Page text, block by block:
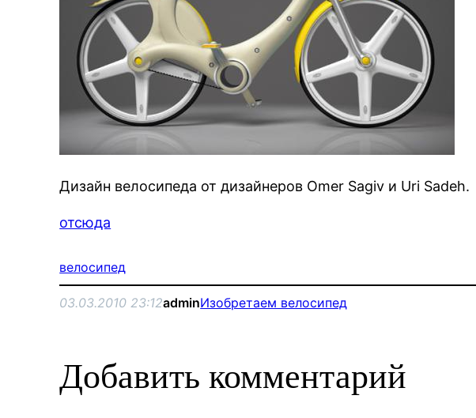
Дизайн велосипеда от дизайнеров Omer Sagiv и Uri Sadeh.
отсюда
велосипед
03.03.2010 23:12adminИзобретаем велосипед
Добавить комментарий